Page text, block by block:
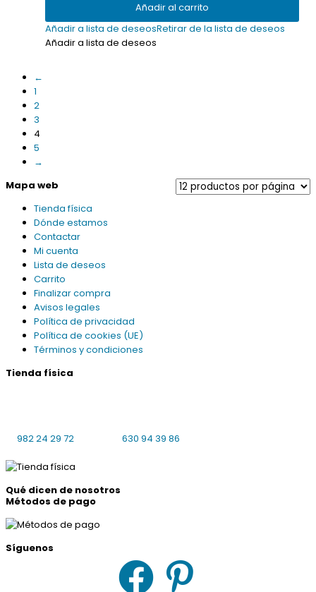
Añadir al carrito
Añadir a lista de deseosRetirar de la lista de deseos
Añadir a lista de deseos
←
1
2
3
4
5
→
Mapa web
Tienda física
Dónde estamos
Contactar
Mi cuenta
Lista de deseos
Carrito
Finalizar compra
Avisos legales
Política de privacidad
Política de cookies (UE)
Términos y condiciones
Tienda física
982 24 29 72
630 94 39 86
Qué dicen de nosotros
Métodos de pago
Síguenos